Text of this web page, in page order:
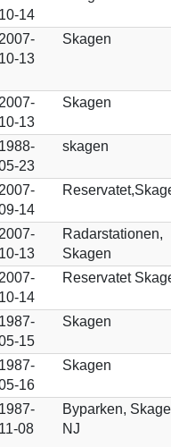
10-14
2007-
10-13
Skagen
2007-
10-13
Skagen
1988-
23
skagen
2007-
14
2007-
10-13
Radarstationen,
Skagen
2007-
10-14
Reservatet
1987-
15
Skagen
1987-
16
Skagen
1987-
11-08
Byparken,
NJ